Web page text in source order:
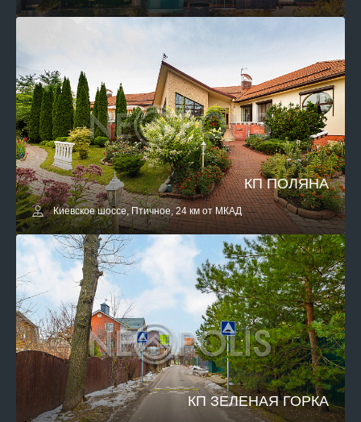
КП ПОЛЯНА
Киевское шоссе, Птичное, 24 км от МКАД
КП ЗЕЛЕНАЯ ГОРКА